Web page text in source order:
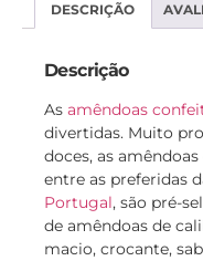
DESCRIÇÃO
Descrição
As amêndoas
divertidas. Muito
doces, as
entre as preferidas
Portugal, são pré-
de amêndoas de
macio, crocante,